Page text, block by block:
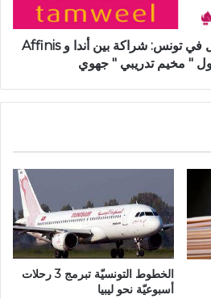
لتعزيز ثقافة ريادة الأعمال في تونس: شراكة بين أندا و Affinis
الخطوط التونسيّة تبرمج 3 رحلات
أسبوعيّة نحو ليبيا